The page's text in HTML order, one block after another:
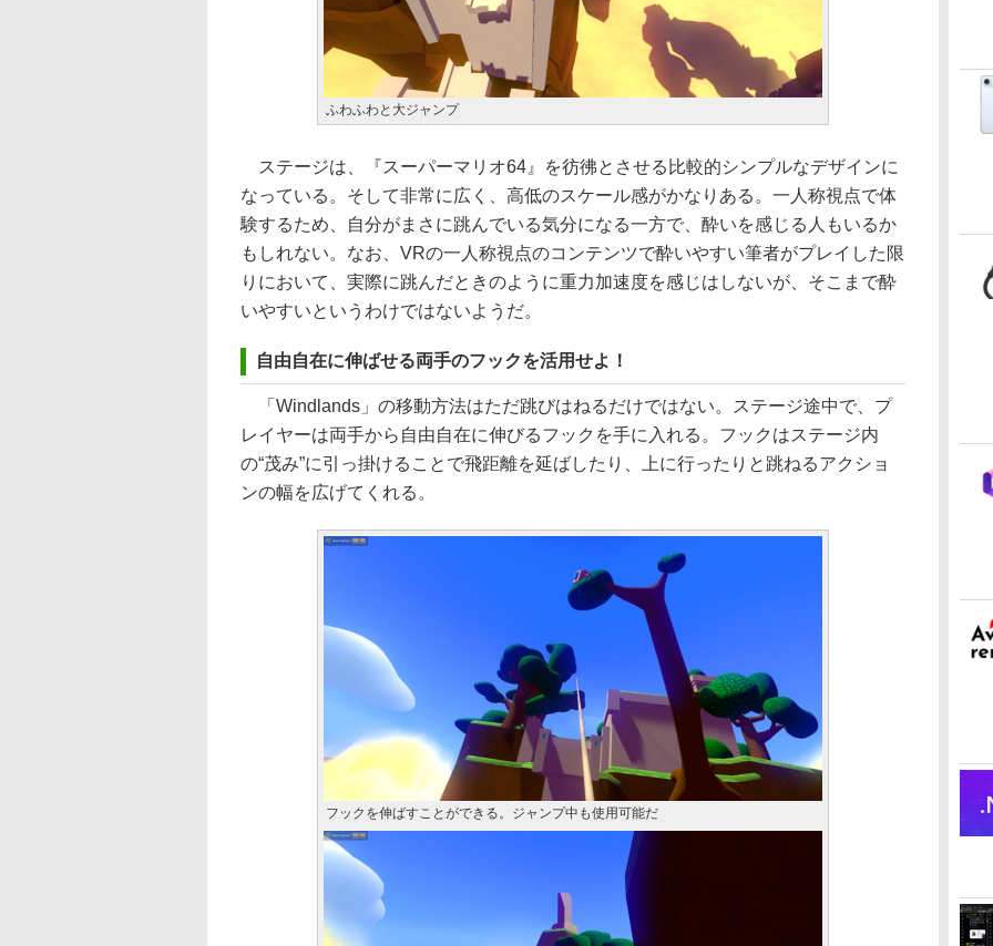
ふわふわと大ジャンプ
ステージは、『スーパーマリオ64』を彷彿とさせる比較的シンプルなデザインに
なっている。そして非常に広く、高低のスケール感がかなりある。一人称視点で体
験するため、自分がまさに跳んでいる気分になる一方で、酔いを感じる人もいるか
もしれない。なお、VRの一人称視点のコンテンツで酔いやすい筆者がプレイした限
りにおいて、実際に跳んだときのように重力加速度を感じはしないが、そこまで酔
いやすいというわけではないようだ。
自由自在に伸ばせる両手のフックを活用せよ！
「Windlands」の移動方法はただ跳びはねるだけではない。ステージ途中で、プ
レイヤーは両手から自由自在に伸びるフックを手に入れる。フックはステージ内
の“茂み”に引っ掛けることで飛距離を延ばしたり、上に行ったりと跳ねるアクショ
ンの幅を広げてくれる。
フックを伸ばすことができる。ジャンプ中も使用可能だ